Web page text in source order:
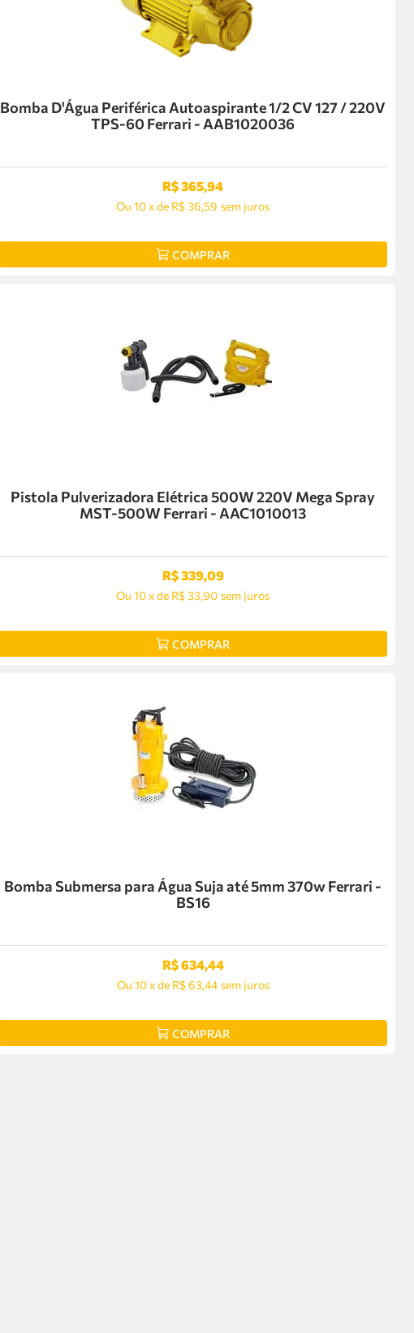
Bomba D'Água Periférica Autoaspirante 1/2 CV 127 / 220V
TPS-60 Ferrari - AAB1020036
R$365,94
Ou 10xde R$ 36,59 sem juros
COMPRAR
Pistola Pulverizadora Elétrica 500W 220V Mega Spray
MST-500W Ferrari - AAC1010013
R$339,09
Ou 10xde R$ 33,90 sem juros
COMPRAR
Bomba Submersa para Água Suja até 5mm 370w Ferrari -
BS16
R$634,44
Ou 10 xde R$ 63,44 sem juros
COMPRAR